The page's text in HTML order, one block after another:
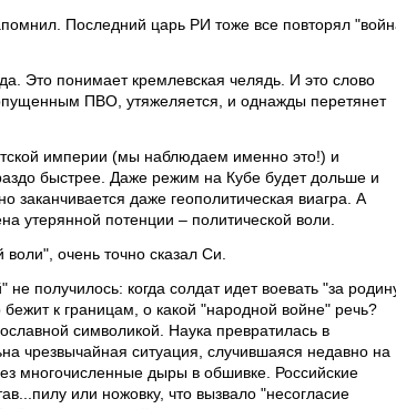
Последний царь РИ тоже все повторял
Это понимает кремлевская челядь. И это слово
ПВО, утяжеляется, и однажды перетянет
империи (мы наблюдаем именно это!) и
быстрее. Даже режим на Кубе будет дольше и
заканчивается даже геополитическая виагра. А
утерянной потенции – политической воли.
очень точно сказал Си.
получилось: когда солдат идет воевать "за
к границам, о какой "народной войне" речь?
символикой. Наука превратилась в
чрезвычайная ситуация, случившаяся недавно на
многочисленные дыры в обшивке. Российские
или ножовку, что вызвало "несогласие